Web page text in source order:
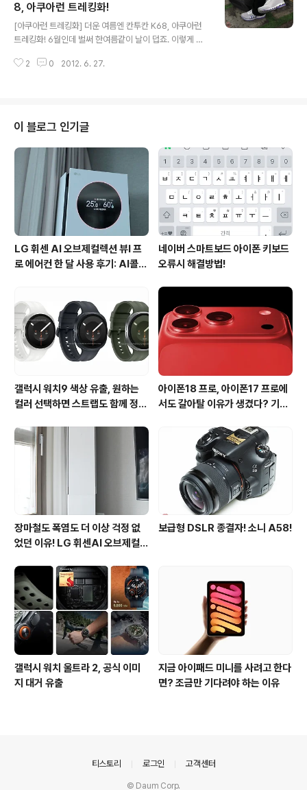
노트북도 배터리타임이 짧아 수시로 충전을 해줘야 하는데
요. 이번에 소개해드릴 제품은 아이폰, 안드로이드 스마트
폰 뿐만 아니라 MP3, PMP, 태블릿PC, 내비게이션, 블랙
박스, 디지털 카메라, 노트북(넷북, 슬레이트PC, 울트라
북), 빔프로젝터, 캠핑/낚시용품, 레저활동에도 사용할 수
8, 아쿠아런 트레킹화!
[아쿠아런 트레킹화] 더운 여름엔 칸투칸 K68, 아쿠아런
트레킹화! 6월인데 벌써 한여름같이 날이 덥죠. 이렇게 더
것을 찾게 되는데요. 이번에 소개해드릴 제품은 가볍고, 통
몽골어로 '왕중의 왕'이란 뜻을 가진 국내 순수 아웃도어 브
랜드입니다. 얼마전 뉴스에서 아웃도어 제품들 거품이 많
다는 기사를 본 적이 있을 겁니다. 대다수 아웃도어 브랜드
들이 브랜드 인지도나 이미지를 높이기 위해 유명연예인과
수억원의 광고비를 부담하면서 함께 가격대도 비싸게 형성
되고 있는데요. 칸투칸의 경우..
2 0 2012. 6. 27.
이 블로그 인기글
LG 휘센 AI 오브제컬렉션 뷰I 프
로 에어컨 한 달 사용 후기: AI콜드
네이버 스마트보드 아이폰 키보드
오류시 해결방법!
갤럭시 워치9 색상 유출, 원하는
컬러 선택하면 스트랩도 함께 정해
아이폰18 프로, 아이폰17 프로에
서도 갈아탈 이유가 생겼다? 기대
장마철도 폭염도 더 이상 걱정 없
었던 이유! LG 휘센AI 오브제컬렉
사용 후기
보급형 DSLR 종결자! 소니 A58!
갤럭시 워치 울트라 2, 공식 이미
지 대거 유출
지금 아이패드 미니를 사려고 한다
면? 조금만 기다려야 하는 이유
티스토리 로그인 고객센터
© Daum Corp.